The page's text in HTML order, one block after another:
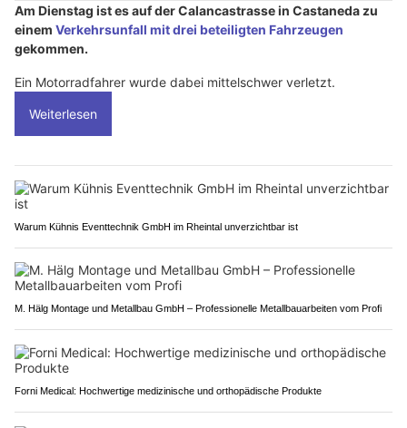
Am Dienstag ist es auf der Calancastrasse in Castaneda zu
einem Verkehrsunfall mit drei beteiligten Fahrzeugen
gekommen.
Ein Motorradfahrer wurde dabei mittelschwer verletzt.
Weiterlesen
Warum Kühnis Eventtechnik GmbH im Rheintal unverzichtbar ist
M. Hälg Montage und Metallbau GmbH – Professionelle Metallbauarbeiten vom Profi
Forni Medical: Hochwertige medizinische und orthopädische Produkte